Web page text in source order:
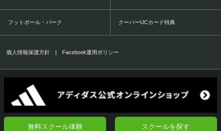
無料スクール体験 スクールを探す
フットボール・パーク クーバーUCカード特典
個人情報保護方針 | Facebook運用ポリシー
1999-2016 All Rights Reserved.